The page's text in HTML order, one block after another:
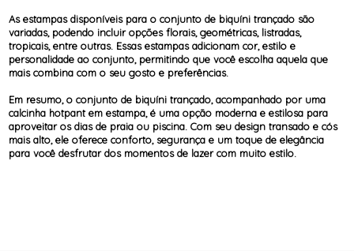
As estampas disponíveis para o conjunto de biquíni trançado são
variadas, podendo incluir opções florais, geométricas, listradas,
tropicais, entre outras. Essas estampas adicionam cor, estilo e
personalidade ao conjunto, permitindo que você escolha aquela que
mais combina com o seu gosto e preferências.
Em resumo, o conjunto de biquíni trançado, acompanhado por uma
calcinha hotpant em estampa, é uma opção moderna e estilosa para
aproveitar os dias de praia ou piscina. Com seu design transado e cós
mais alto, ele oferece conforto, segurança e um toque de elegância
para você desfrutar dos momentos de lazer com muito estilo.